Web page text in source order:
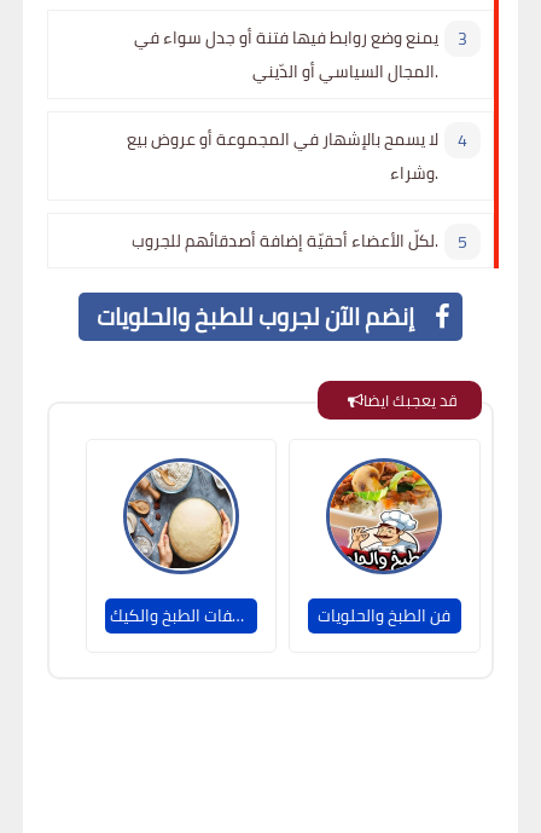
يمنع وضع روابط فيها فتنة أو جدل سواء في
المجال السياسي أو الدّيني.
لا يسمح بالإشهار في المجموعة أو عروض بيع
وشراء.
لكلّ الأعضاء أحقيّة إضافة أصدقائهم للجروب.
إنضم الآن لجروب للطبخ والحلويات
قد يعجبك ايضا
وصفات الطبخ والكيك Recipes Cooking فن الطبخ والحلويات